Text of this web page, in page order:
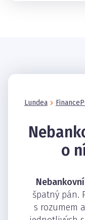
Lundea Finance
o
špatný pán.
s rozumem